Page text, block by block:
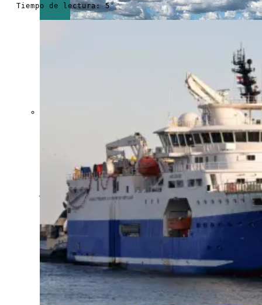
Crecen las
exportaciones
uruguayas en
julio impulsadas
por la carne, la
celulosa y los
lácteos
Tiempo de lectura: 5'